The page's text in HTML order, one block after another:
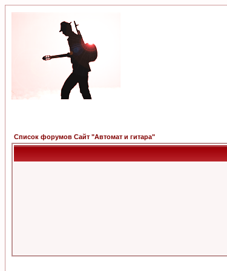
Список форумов Сайт "Автомат и гитара"